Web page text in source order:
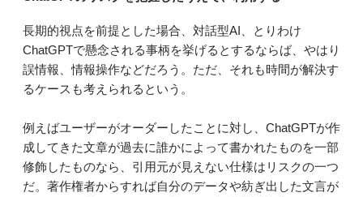
長期的視点を前提とした場合、対話型AI、とりわけ
ChatGPTで懸念される事柄を挙げるとするならば、やはり
誤情報、情報操作などだろう。ただ、それも時間が解決す
るケースも考えられるという。
例えばユーザーがオーダーしたことに対し、ChatGPTが作
成してきた文章が過去に誰かによって書かれたものを一部
修飾したものなら、引用元が見えない仕様はリスクの一つ
だ。著作権者からすれば自分のデータや紡ぎ出した文言が